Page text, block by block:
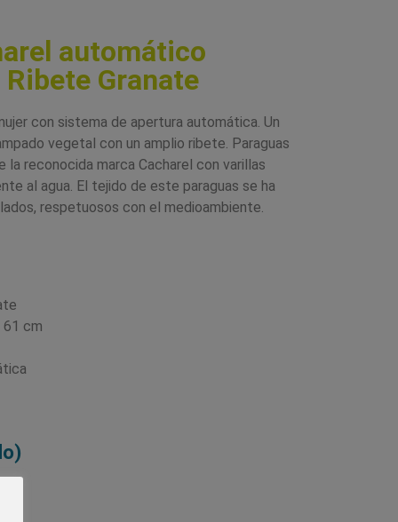
automático
Granate
con sistema de apertura automática. Un
vegetal con un amplio ribete. Paraguas
la reconocida marca Cacharel con varillas
al agua. El tejido de este paraguas se ha
respetuosos con el medioambiente.
61 cm